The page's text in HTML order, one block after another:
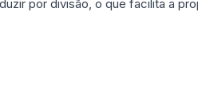
por divisão, o que facilita a